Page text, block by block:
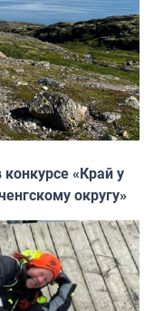
«Край у
округу»